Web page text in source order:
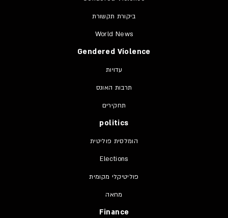
ביקורת תקשורת
World News
Gendered Violence
עדויות
תרבות האונס
תחקירים
politics
הומלסית פוליטית
Elections
פוליטיקלי מקומית
מחאה
Finance